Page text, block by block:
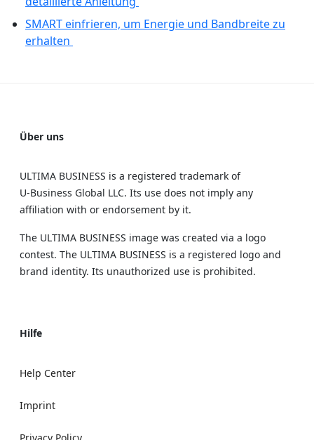
SMART einfrieren, um Energie und Bandbreite zu
erhalten
Über uns
ULTIMA BUSINESS is a registered trademark of
U‑Business Global LLC. Its use does not imply any
affiliation with or endorsement by it.
The ULTIMA BUSINESS image was created via a logo
contest. The ULTIMA BUSINESS is a registered logo and
brand identity. Its unauthorized use is prohibited.
Hilfe
Help Center
Imprint